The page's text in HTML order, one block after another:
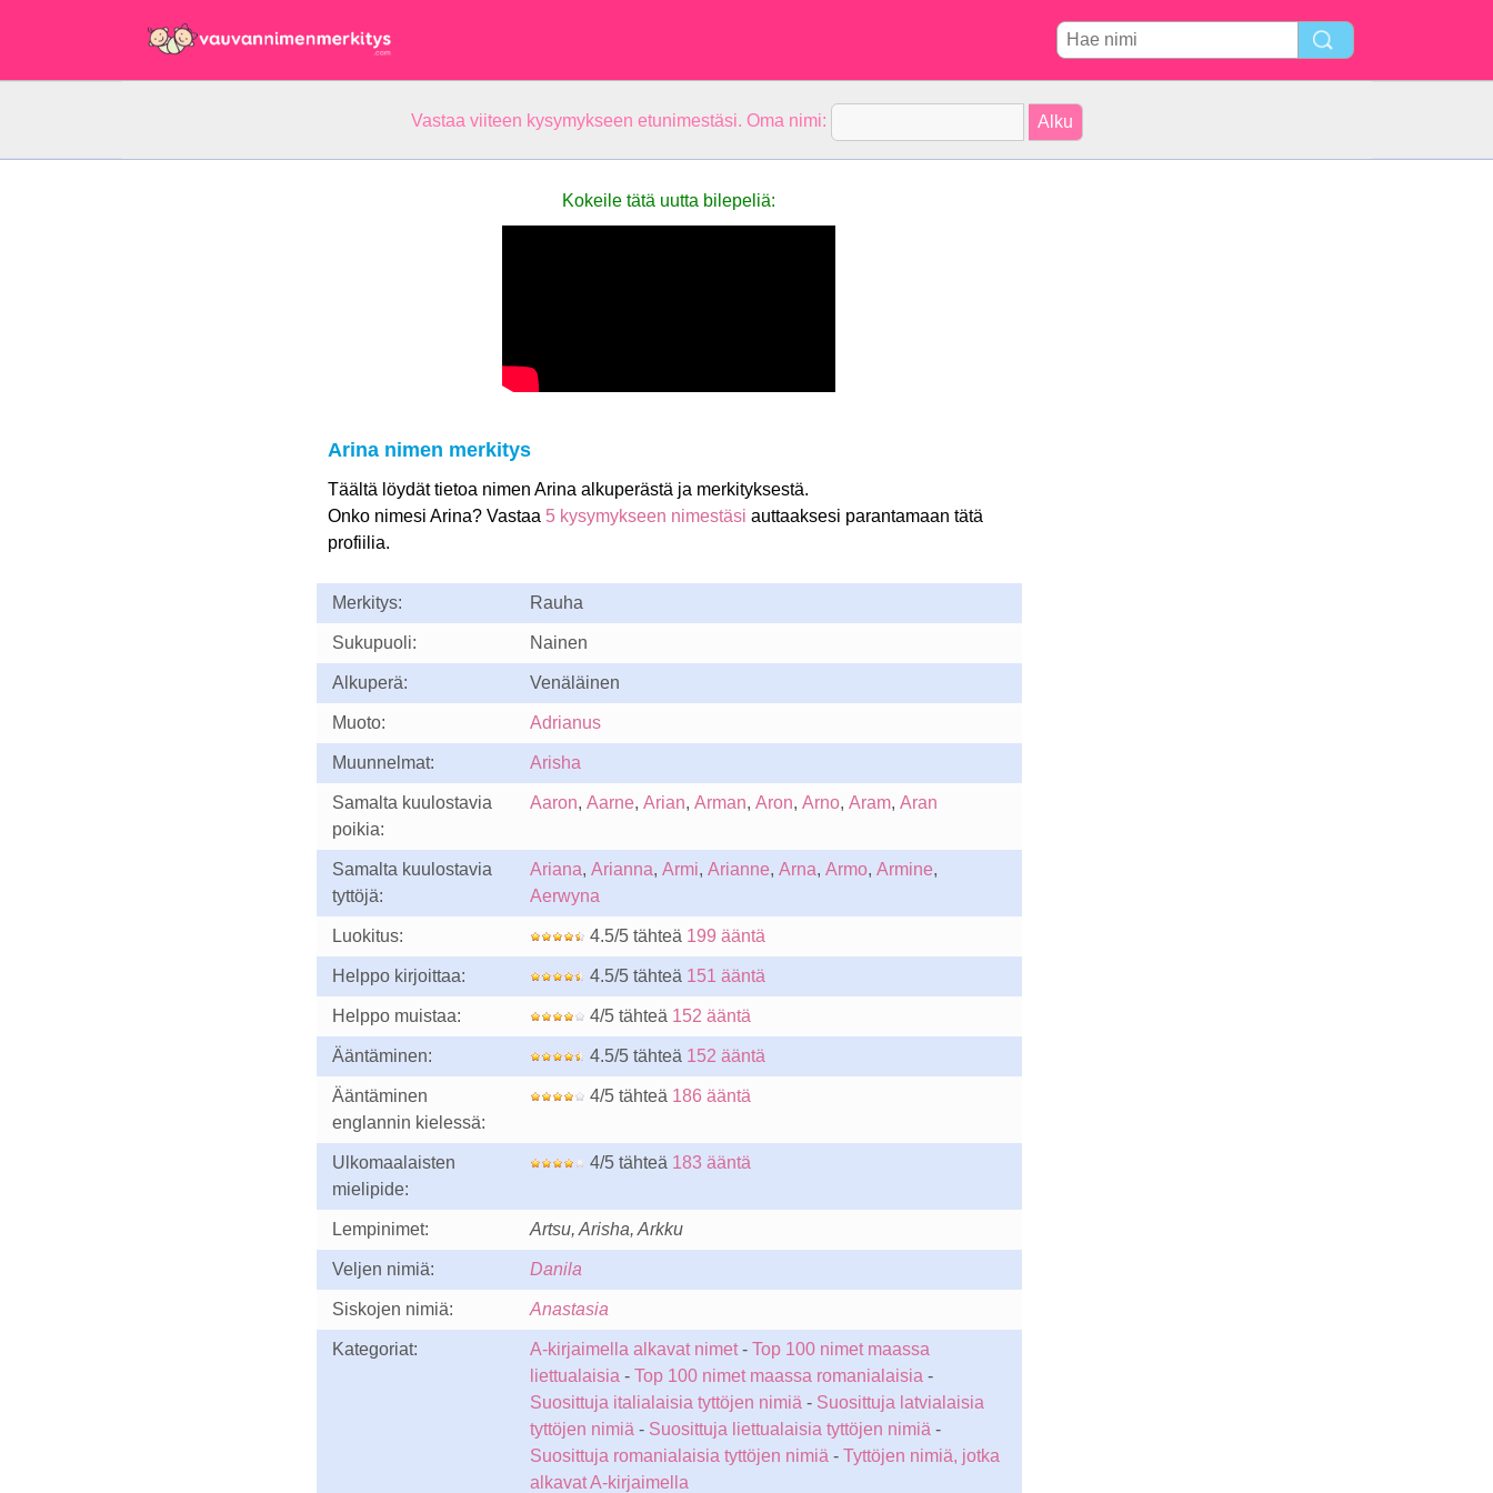
Vastaa viiteen kysymykseen etunimestäsi. Oma nimi:
Kokeile tätä uutta bilepeliä:
Arina nimen merkitys
Täältä löydät tietoa nimen Arina alkuperästä ja merkityksestä.
Onko nimesi Arina? Vastaa 5 kysymykseen nimestäsi auttaaksesi parantamaan tätä
profiilia.
Merkitys: Rauha
Sukupuoli: Nainen
Alkuperä: Venäläinen
Muoto: Adrianus
Muunnelmat: Arisha
Samalta kuulostavia
poikia:
Aaron, Aarne, Arian, Arman, Aron, Arno, Aram, Aran
Samalta kuulostavia
tyttöjä:
Ariana, Arianna, Armi, Arianne, Arna, Armo, Armine,
Aerwyna
Luokitus: 4.5/5 tähteä 199 ääntä
Helppo kirjoittaa: 4.5/5 tähteä 151 ääntä
Helppo muistaa: 4/5 tähteä 152 ääntä
Ääntäminen: 4.5/5 tähteä 152 ääntä
Ääntäminen
englannin kielessä:
4/5 tähteä 186 ääntä
Ulkomaalaisten
mielipide:
4/5 tähteä 183 ääntä
Lempinimet: Artsu, Arisha, Arkku
Veljen nimiä: Danila
Siskojen nimiä: Anastasia
Kategoriat: A-kirjaimella alkavat nimet- Top 100 nimet maassa
liettualaisia - Top 100 nimet maassa romanialaisia -
Suosittuja italialaisia tyttöjen nimiä - Suosittuja latvialaisia
tyttöjen nimiä - Suosittuja liettualaisia tyttöjen nimiä -
Suosittuja romanialaisia tyttöjen nimiä - Tyttöjen nimiä, jotka
alkavat A-kirjaimella